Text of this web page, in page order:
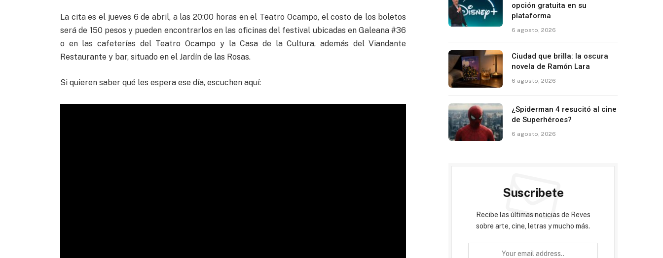
La cita es el jueves 6 de abril, a las 20:00 horas en el Teatro Ocampo, el costo de los boletos
será de 150 pesos y pueden encontrarlos en las oficinas del festival ubicadas en Galeana #36
o en las cafeterías del Teatro Ocampo y la Casa de la Cultura, además del Viandante
Restaurante y bar, situado en el Jardín de las Rosas.
Si quieren saber qué les espera ese día, escuchen aquí:
opción gratuita en su
plataforma
6 agosto, 2026
Ciudad que brilla: la oscura
novela de Ramón Lara
6 agosto, 2026
¿Spiderman 4 resucitó al cine
de Superhéroes?
6 agosto, 2026
Suscribete
Recibe las últimas noticias de Reves
sobre arte, cine, letras y mucho más.